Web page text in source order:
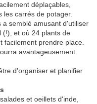
déplaçables,
carrés de potager.
a semblé amusant d'utiliser
(!), et où 24 plants de
facilement prendre place.
avantageusement
d'organiser et planifier
et oeillets d'inde,